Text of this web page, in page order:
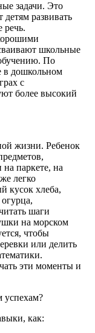
задачи. Это
развивать
речь.
школьные
По
дошкольном
с
более высокий
жизни. Ребенок
паркете, на
легко
кусок хлеба,
шаги
на морском
чтобы
или делить
эти моменты и
успехам?
как: